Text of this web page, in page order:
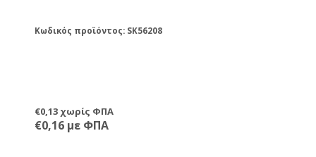
Κωδικός προϊόντος: SK56208
€0,13 χωρίς ΦΠΑ
€0,16 με ΦΠΑ